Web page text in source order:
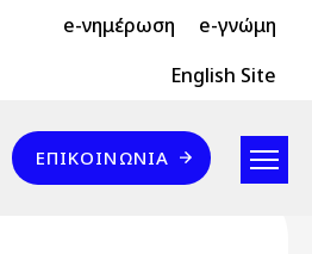
e-νημέρωση e-γνώμη
English Site
Επικοινωνία
ΕΠΙΚΟΙΝΩΝΊΑ